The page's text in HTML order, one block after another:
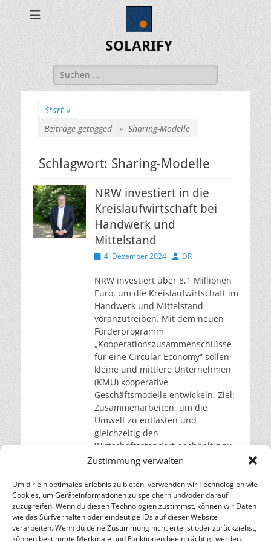
Zustimmung verwalten
Um dir ein optimales Erlebnis zu bieten, verwenden wir Technologien wie
Cookies, um Geräteinformationen zu speichern und/oder darauf
zuzugreifen. Wenn du diesen Technologien zustimmst, können wir Daten
wie das Surfverhalten oder eindeutige IDs auf dieser Website
verarbeiten. Wenn du deine Zustimmung nicht erteilst oder zurückziehst,
können bestimmte Merkmale und Funktionen beeinträchtigt werden.
SOLARIFY
Suchen
nach:
Start »
Beiträge getagged » Sharing-Modelle
Schlagwort: Sharing-Modelle
NRW investiert in die
Kreislaufwirtschaft bei
Handwerk und
Mittelstand
Veröffentlicht
4. Dezember 2024 Autor
DR
NRW investiert über 8,1 Millionen
Euro, um die Kreislaufwirtschaft im
Handwerk und Mittelstand
voranzutreiben. Mit dem neuen
Förderprogramm
„Kooperationszusammenschlüsse
für eine Circular Economy“ sollen
kleine und mittlere Unternehmen
(KMU) kooperative
Geschäftsmodelle entwickeln. Ziel:
Zusammenarbeiten, um die
Umwelt zu entlasten und
gleichzeitig den
Wirtschaftsstandort nachhaltig zu
stärken. Zusammenarbeit für mehr
Nordrhein-Westfalen fördert mit
weiterlesen…
– Energie für die Zukunft –